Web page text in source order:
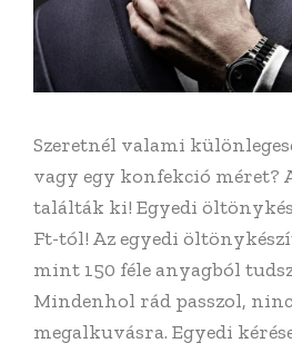
Szeretnél valami
vagy egy konfekció méret?
találták ki! Egyedi
Ft-tól! Az egyedi
mint 150 féle anyagból
Mindenhol rád passzol,
megalkuvásra. Egyedi